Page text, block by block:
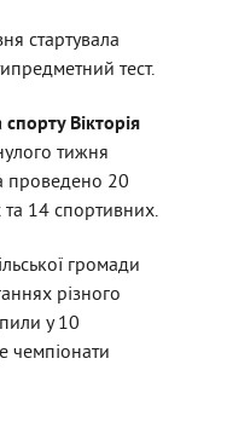
стартувала
тест.
Вікторія
тижня
проведено 20
14 спортивних.
громади
різного
у 10
чемпіонати